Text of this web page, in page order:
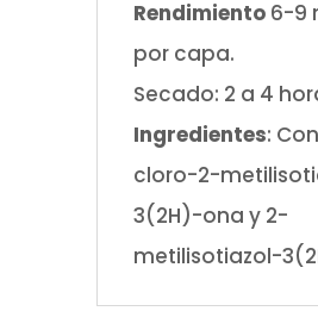
Rendimiento6-9
por capa.
Secado: 2 a 4
Ingredientes:
cloro-2-
3(2H)-ona y 2-
metilisotiazol-